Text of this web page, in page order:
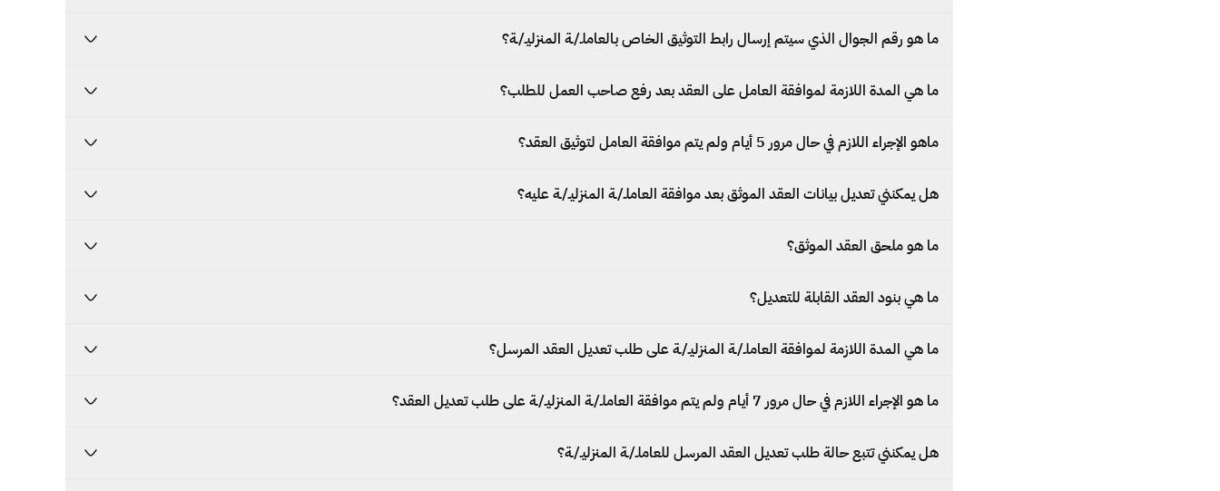
ما هو رقم الجوال الذي سيتم إرسال رابط التوثيق الخاص بالعاملـ/ـة المنزليـ/ـة؟
ما هي المدة اللازمة لموافقة العامل على العقد بعد رفع صاحب العمل للطلب؟
ماهو الإجراء اللازم في حال مرور 5 أيام ولم يتم موافقة العامل لتوثيق العقد؟
هل يمكنني تعديل بيانات العقد الموثق بعد موافقة العاملـ/ـة المنزليـ/ـة عليه؟
ما هو ملحق العقد الموثق؟
ما هي بنود العقد القابلة للتعديل؟
ما هي المدة اللازمة لموافقة العاملـ/ـة المنزليـ/ـة على طلب تعديل العقد المرسل؟
ما هو الإجراء اللازم في حال مرور 7 أيام ولم يتم موافقة العاملـ/ـة المنزليـ/ـة على طلب تعديل العقد؟
هل يمكنني تتبع حالة طلب تعديل العقد المرسل للعاملـ/ـة المنزليـ/ـة؟